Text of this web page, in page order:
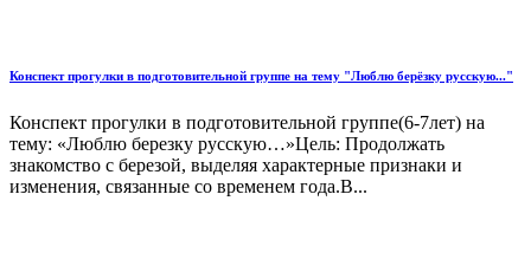
Конспект прогулки в подготовительной группе на тему "Люблю берёзку русскую..."
Конспект прогулки в подготовительной группе(6-7лет) на
тему: «Люблю березку русскую…»Цель: Продолжать
знакомство с березой, выделяя характерные признаки и
изменения, связанные со временем года.В...